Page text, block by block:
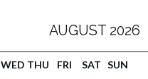
AUGUST 2026
WED THU FRI SAT SUN